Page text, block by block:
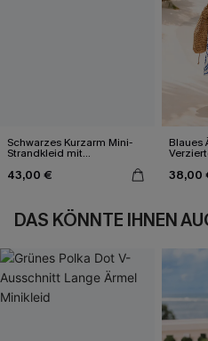
Schwarzes Kurzarm Mini-
Strandkleid mit
43,00 €
Blaues
38,00
DAS KÖNNTE IHNEN